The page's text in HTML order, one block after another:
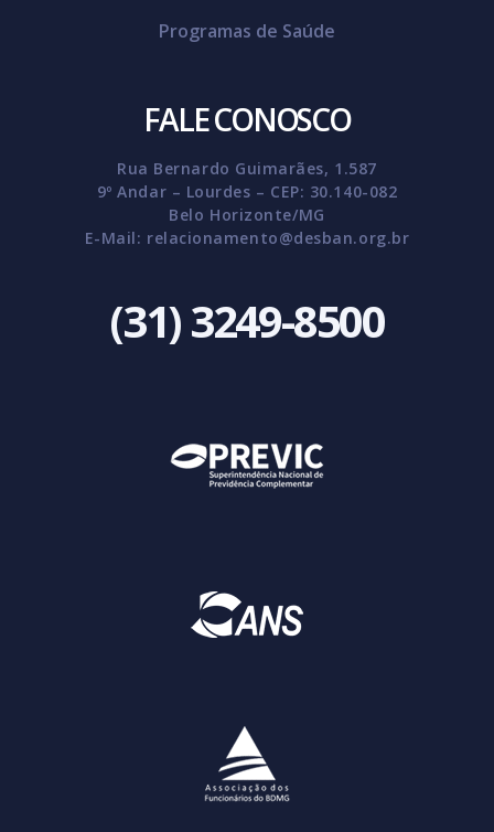
Programas de Saúde
FALE CONOSCO
Rua Bernardo Guimarães, 1.587
9º Andar – Lourdes – CEP: 30.140-082
Belo Horizonte/MG
E-Mail: relacionamento@desban.org.br
(31) 3249-8500